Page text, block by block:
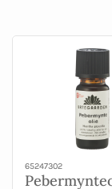
65247302